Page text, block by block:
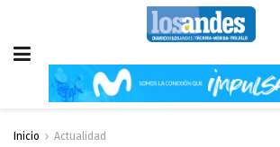
Inicio Actualidad